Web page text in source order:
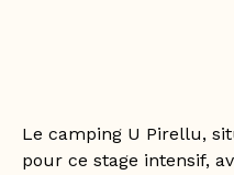
Le camping U Pirellu,
pour ce stage intensif,